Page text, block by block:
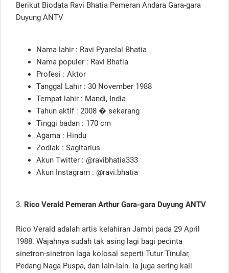
Berikut Biodata Ravi Bhatia Pemeran Andara Gara-gara
Duyung ANTV
Nama lahir : Ravi Pyarelal Bhatia
Nama populer : Ravi Bhatia
Profesi : Aktor
Tanggal Lahir : 30 November 1988
Tempat lahir : Mandi, India
Tahun aktif : 2008 � sekarang
Tinggi badan : 170 cm
Agama : Hindu
Zodiak : Sagitarius
Akun Twitter : @ravibhatia333
Akun Instagram : @ravi.bhatia
3. Rico Verald Pemeran Arthur Gara-gara Duyung ANTV
Rico Verald adalah artis kelahiran Jambi pada 29 April
1988. Wajahnya sudah tak asing lagi bagi pecinta
sinetron-sinetron laga kolosal seperti Tutur Tinular,
Pedang Naga Puspa, dan lain-lain. Ia juga sering kali